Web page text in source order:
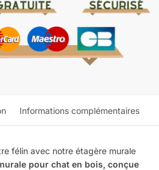
Informations complémentaires
félin avec notre étagère murale
pour chat en bois, conçue